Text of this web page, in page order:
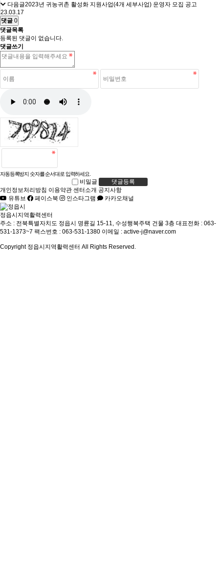
다음글2023년 귀농귀촌 활성화 지원사업(4개 세부사업) 운영자 모집 공고
23.03.17
댓글 0
댓글목록
등록된 댓글이 없습니다.
댓글쓰기
자동등록방지 숫자를 순서대로 입력하세요.
비밀글
댓글등록
개인정보처리방침 이용약관 센터소개 공지사항
유튜브
페이스북 인스타그램 카카오채널
정읍시지역활력센터
주소 : 전북특별자치도 정읍시 명륜길 15-11, 수성행복주택 건물 3층 대표전화 : 063-
531-1373~7 팩스번호 : 063-531-1380 이메일 : active-j@naver.com
Copyright 정읍시지역활력센터 All Rights Reserved.